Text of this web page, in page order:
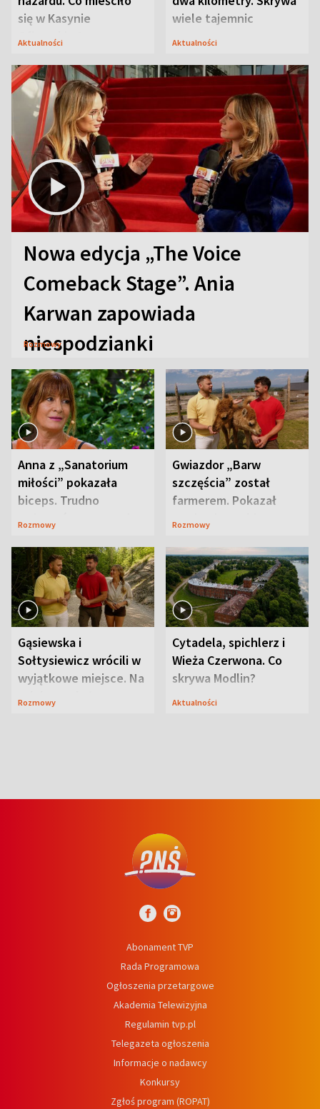
się w Kasynie
Oficerskim?
Aktualności
wiele tajemnic
Aktualności
Nowa edycja „The Voice
Comeback Stage”. Ania
Karwan zapowiada
niespodzianki
Rozmowy
Anna z „Sanatorium
miłości” pokazała
biceps. Trudno
uwierzyć, co przeszła
Rozmowy
Gwiazdor „Barw
szczęścia” został
farmerem. Pokazał
swoje niezwykłe
Rozmowy
Gąsiewska i
Sołtysiewicz wrócili w
wyjątkowe miejsce. Na
szlaku czekał
Rozmowy
Cytadela, spichlerz i
Wieża Czerwona. Co
skrywa Modlin?
Aktualności
Abonament TVP
Rada Programowa
Ogłoszenia przetargowe
Akademia Telewizyjna
Regulamin tvp.pl
Telegazeta ogłoszenia
Informacje o nadawcy
Konkursy
Zgłoś program (ROPAT)